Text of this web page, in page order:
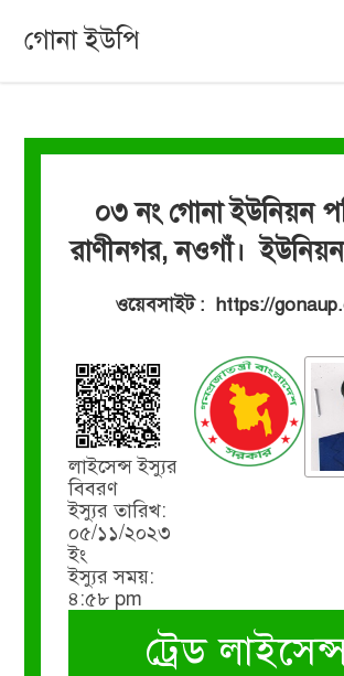
গোনা ইউপি
০৩ নং গোনা ইউনিয়ন
রাণীনগর, নওগাঁ।
ওয়েবসাইট : https://
লাইসেন্স ইস্যুর
বিবরণ
ইস্যুর তারিখ:
০৫/১১/২০২৩
ইং
ইস্যুর সময়:
৪:৫৮ pm
ট্রেড